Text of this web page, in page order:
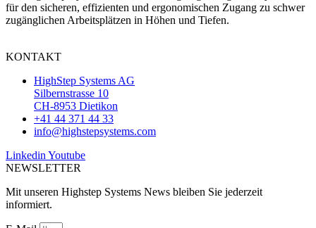
für den sicheren, effizienten und ergonomischen Zugang zu schwer
zugänglichen Arbeitsplätzen in Höhen und Tiefen.
KONTAKT
HighStep Systems AG
Silbernstrasse 10
CH-8953 Dietikon
+41 44 371 44 33
info@highstepsystems.com
Linkedin Youtube
NEWSLETTER
Mit unseren Highstep Systems News bleiben Sie jederzeit
informiert.